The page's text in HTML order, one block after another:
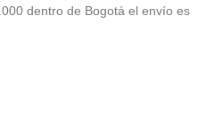
dentro de Bogotá el envío es